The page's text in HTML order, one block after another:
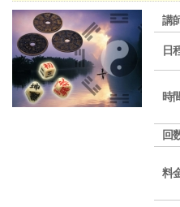
講
日
時
回
料